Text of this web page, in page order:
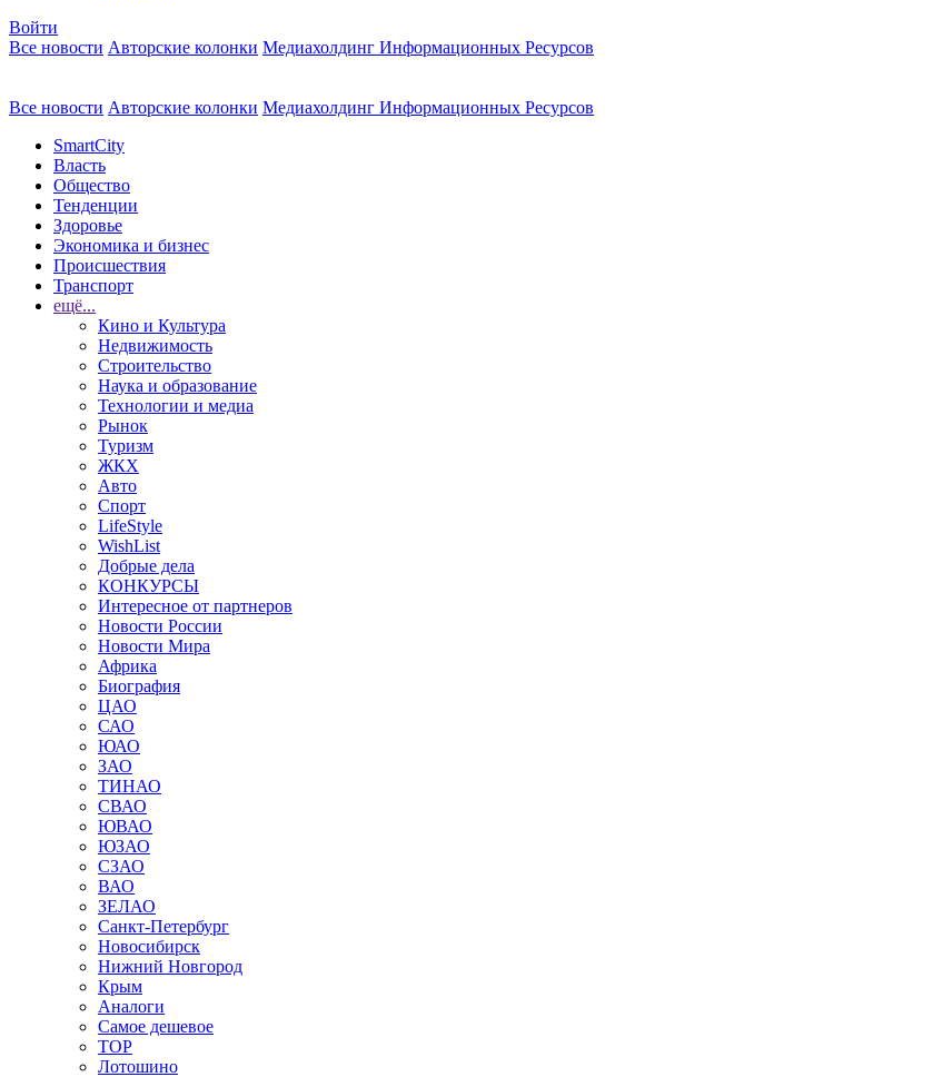
Войти
Все новости Авторские колонки Медиахолдинг Информационных Ресурсов
Все новости Авторские колонки Медиахолдинг Информационных Ресурсов
SmartCity
Власть
Общество
Тенденции
Здоровье
Экономика и бизнес
Происшествия
Транспорт
ещё...
Кино и Культура
Недвижимость
Строительство
Наука и образование
Технологии и медиа
Рынок
Туризм
ЖКХ
Авто
Спорт
LifeStyle
WishList
Добрые дела
КОНКУРСЫ
Интересное от партнеров
Новости России
Новости Мира
Африка
Биография
ЦАО
САО
ЮАО
ЗАО
ТИНАО
СВАО
ЮВАО
ЮЗАО
СЗАО
ВАО
ЗЕЛАО
Санкт-Петербург
Новосибирск
Нижний Новгород
Крым
Аналоги
Самое дешевое
TOP
Лотошино